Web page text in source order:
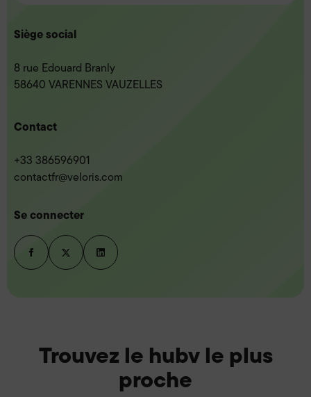
Siège social
8 rue Edouard Branly
58640 VARENNES VAUZELLES
Contact
+33 386596901
contactfr@veloris.com
Se connecter
Trouvez le hubv le plus
proche